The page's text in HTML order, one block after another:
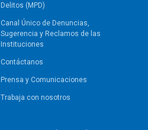
Delitos (MPD)
Canal Único de Denuncias,
Sugerencia y Reclamos de las
Instituciones
Contáctanos
Prensa y Comunicaciones
Trabaja con nosotros